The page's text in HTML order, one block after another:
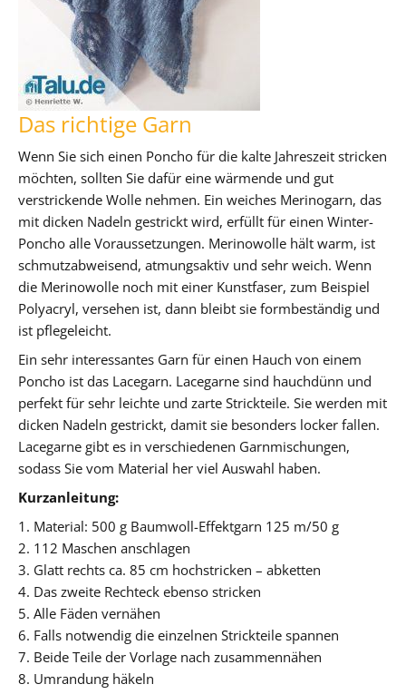
Das richtige Garn
Wenn Sie sich einen Poncho für die kalte Jahreszeit stricken
möchten, sollten Sie dafür eine wärmende und gut
verstrickende Wolle nehmen. Ein weiches Merinogarn, das
mit dicken Nadeln gestrickt wird, erfüllt für einen Winter-
Poncho alle Voraussetzungen. Merinowolle hält warm, ist
schmutzabweisend, atmungsaktiv und sehr weich. Wenn
die Merinowolle noch mit einer Kunstfaser, zum Beispiel
Polyacryl, versehen ist, dann bleibt sie formbeständig und
ist pflegeleicht.
Ein sehr interessantes Garn für einen Hauch von einem
Poncho ist das Lacegarn. Lacegarne sind hauchdünn und
perfekt für sehr leichte und zarte Strickteile. Sie werden mit
dicken Nadeln gestrickt, damit sie besonders locker fallen.
Lacegarne gibt es in verschiedenen Garnmischungen,
sodass Sie vom Material her viel Auswahl haben.
Kurzanleitung:
1. Material: 500 g Baumwoll-Effektgarn 125 m/50 g
2. 112 Maschen anschlagen
3. Glatt rechts ca. 85 cm hochstricken – abketten
4. Das zweite Rechteck ebenso stricken
5. Alle Fäden vernähen
6. Falls notwendig die einzelnen Strickteile spannen
7. Beide Teile der Vorlage nach zusammennähen
8. Umrandung häkeln